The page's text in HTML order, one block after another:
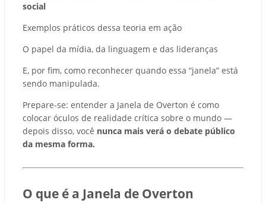
social
Exemplos práticos dessa teoria em ação
O papel da mídia, da linguagem e das lideranças
E, por fim, como reconhecer quando essa “janela” está
sendo manipulada.
Prepare-se: entender a Janela de Overton é como
colocar óculos de realidade crítica sobre o mundo —
depois disso, você nunca mais verá o debate público
da mesma forma.
O que é a Janela de Overton